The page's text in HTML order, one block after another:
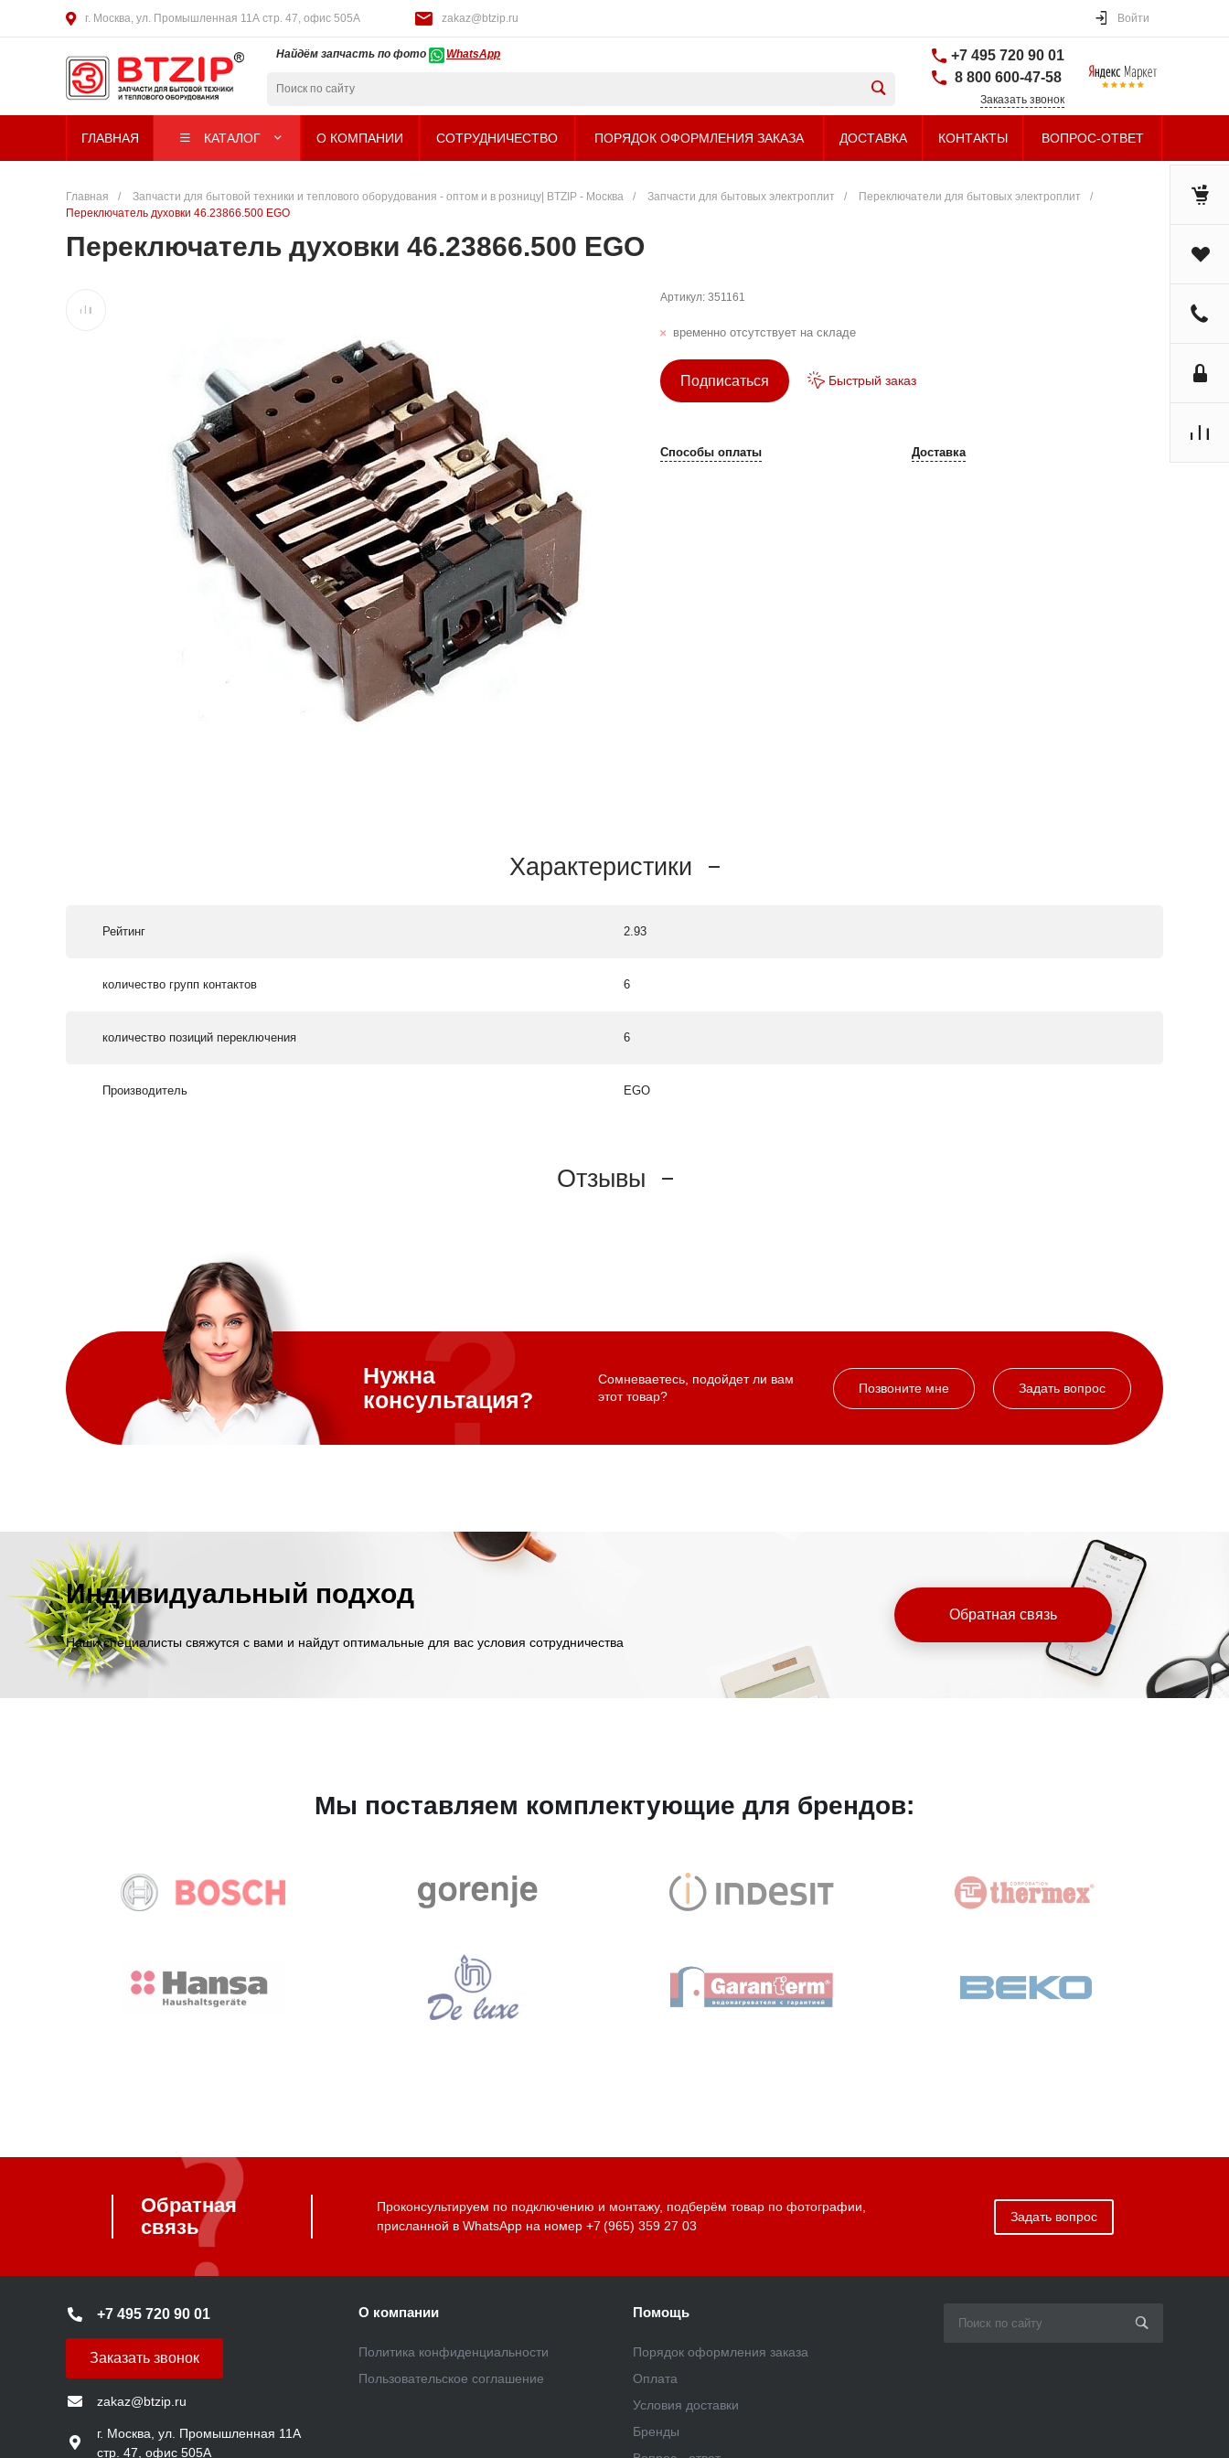
г. Москва, ул. Промышленная 11А стр. 47, офис 505А zakaz@btzip.ru Войти
Найдём запчасть по фото WhatsApp
+7 495 720 90 01
8 800 600-47-58
Заказать звонок
ГЛАВНАЯ КАТАЛОГ О КОМПАНИИ СОТРУДНИЧЕСТВО ПОРЯДОК ОФОРМЛЕНИЯ ЗАКАЗА ДОСТАВКА КОНТАКТЫ ВОПРОС-ОТВЕТ
Главная / Запчасти для бытовой техники и теплового оборудования - оптом и в розницу| BTZIP - Москва / Запчасти для бытовых электроплит / Переключатели для бытовых электроплит
/
Переключатель духовки 46.23866.500 EGO
Переключатель духовки 46.23866.500 EGO
Артикул: 351161
временно отсутствует на складе
Подписаться Быстрый заказ
Способы оплаты Доставка
Характеристики
Рейтинг 2.93
количество групп контактов 6
количество позиций переключения 6
Производитель EGO
Отзывы
Нужна
консультация?
Сомневаетесь, подойдет ли вам
этот товар?
Позвоните мне Задать вопрос
Индивидуальный подход
Наши специалисты свяжутся с вами и найдут оптимальные для вас условия сотрудничества
Обратная связь
Мы поставляем комплектующие для брендов:
Обратная
связь
Проконсультируем по подключению и монтажу, подберём товар по фотографии,
присланной в WhatsApp на номер +7 (965) 359 27 03
Задать вопрос
+7 495 720 90 01
Заказать звонок
zakaz@btzip.ru
г. Москва, ул. Промышленная 11А
стр. 47, офис 505А
О компании
Политика конфиденциальности
Пользовательское соглашение
Помощь
Порядок оформления заказа
Оплата
Условия доставки
Бренды